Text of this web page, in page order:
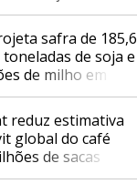
2026
safra de 185,6
de soja e
de milho em
reduz estimativa
global do café
de sacas